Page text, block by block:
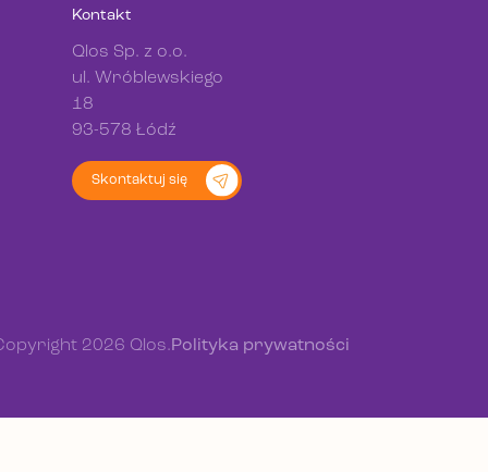
Kontakt
Qlos Sp. z o.o.
ul. Wróblewskiego
18
93-578 Łódź
Skontaktuj się
2026 Qlos.Polityka prywatności